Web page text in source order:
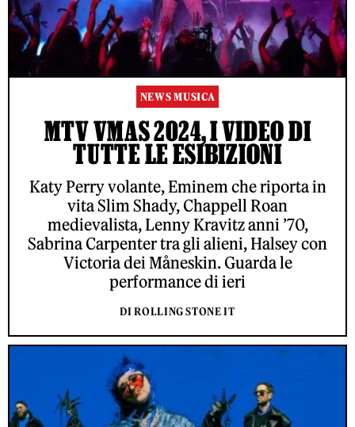
NEWS MUSICA
MTV VMAS 2024, I VIDEO DI
TUTTE LE ESIBIZIONI
Katy Perry volante, Eminem che riporta in
vita Slim Shady, Chappell Roan
medievalista, Lenny Kravitz anni ’70,
Sabrina Carpenter tra gli alieni, Halsey con
Victoria dei Måneskin. Guarda le
performance di ieri
DI ROLLING STONE IT